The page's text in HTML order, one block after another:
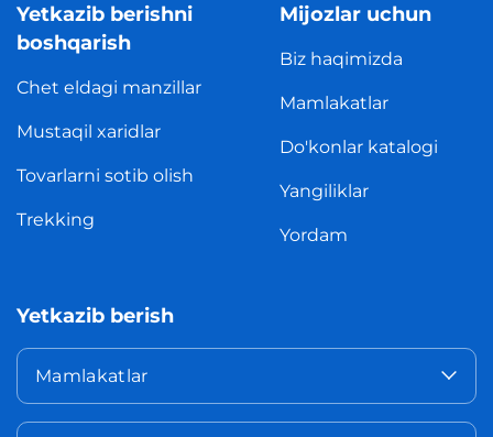
Yetkazib berishni
boshqarish
Chet eldagi manzillar
Mustaqil xaridlar
Tovarlarni sotib olish
Trekking
Mijozlar uchun
Biz haqimizda
Mamlakatlar
Do'konlar katalogi
Yangiliklar
Yordam
Yetkazib berish
Mamlakatlar